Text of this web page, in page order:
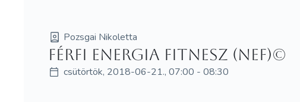
Pozsgai Nikoletta
Férfi Energia Fitnesz (NEF)©
csütörtök, 2018-06-21., 07:00 - 08:30